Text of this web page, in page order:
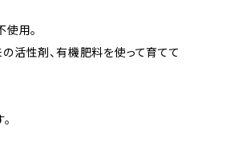
用。
活性剤、有機肥料を使って育てて